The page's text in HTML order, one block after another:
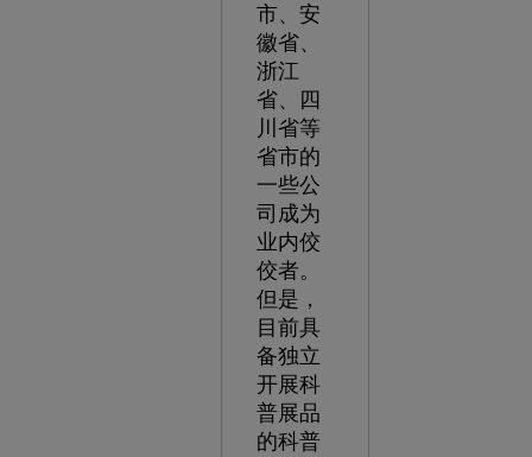
市、安
徽省、
浙江
省、四
川省等
省市的
一些公
司成为
业内佼
佼者。
但是，
目前具
备独立
开展科
普展品
的科普